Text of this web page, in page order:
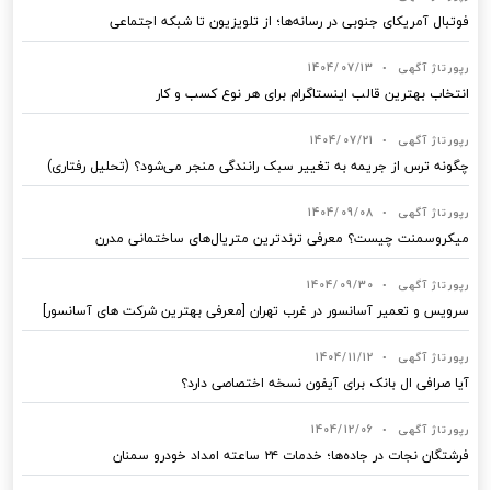
فوتبال آمریکای جنوبی در رسانه‌ها؛ از تلویزیون تا شبکه اجتماعی
رپورتاژ آگهی •
1404/07/13
انتخاب بهترین قالب‌ اینستاگرام برای هر نوع کسب‌ و کار
رپورتاژ آگهی •
1404/07/21
چگونه ترس از جریمه به تغییر سبک رانندگی منجر می‌شود؟ (تحلیل رفتاری)
رپورتاژ آگهی •
1404/09/08
میکروسمنت چیست؟ معرفی ترندترین متریال‌های ساختمانی مدرن
رپورتاژ آگهی •
1404/09/30
سرویس و تعمیر آسانسور در غرب تهران [معرفی بهترین شرکت های آسانسور]
رپورتاژ آگهی •
1404/11/12
آیا صرافی ال بانک برای آیفون نسخه اختصاصی دارد؟
رپورتاژ آگهی •
1404/12/06
فرشتگان نجات در جاده‌ها؛ خدمات ۲۴ ساعته امداد خودرو سمنان